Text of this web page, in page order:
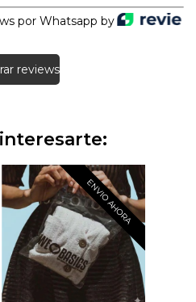
por Whatsapp by
reviews
ENVIO AHORA